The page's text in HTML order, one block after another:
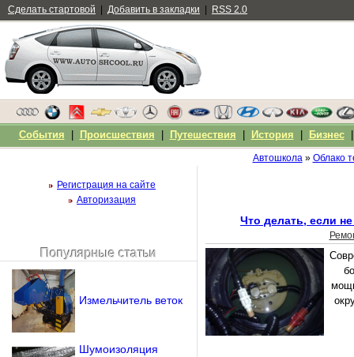
Автошкола» Облако
Что делать, если
Регистрация на сайте
Авторизация
Напомнить пароль?
Популярные статьи
Измельчитель веток
Шумоизоляция
Сделать стартовой Добавить в закладки RSS 2.0
События Происшествия Путешествия История Бизнес